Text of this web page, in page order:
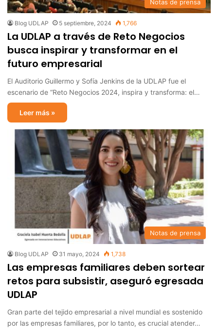
Notas de prensa
Blog UDLAP 5 septiembre, 2024 1,766
La UDLAP a través de Reto Negocios
busca inspirar y transformar en el
futuro empresarial
El Auditorio Guillermo y Sofía Jenkins de la UDLAP fue el
escenario de “Reto Negocios 2024, inspira y transforma: el…
Leer más »
Notas de prensa
Blog UDLAP 31 mayo, 2024 1,738
Las empresas familiares deben sortear
retos para subsistir, aseguró egresada
UDLAP
Gran parte del tejido empresarial a nivel mundial es sostenido
por las empresas familiares, por lo tanto, es crucial atender…